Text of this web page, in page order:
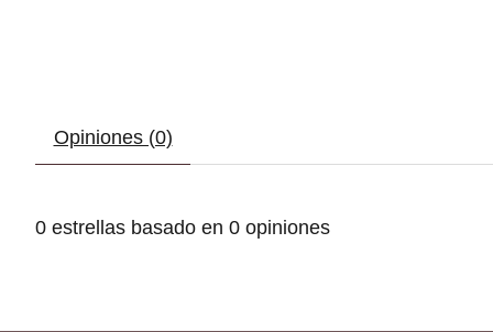
Opiniones (0)
0 estrellas basado en 0 opiniones